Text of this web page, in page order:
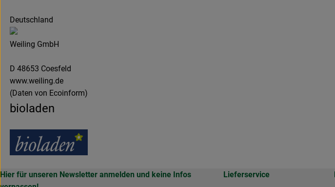
Deutschland
Weiling GmbH
D 48653 Coesfeld
www.weiling.de
(Daten von Ecoinform)
bioladen
Hier für unseren Newsletter anmelden und keine Infos
Lieferservice